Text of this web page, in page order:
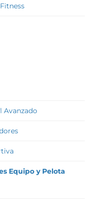
Avanzado
Equipo y Pelota